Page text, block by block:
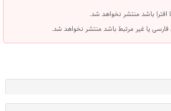
افترا باشد منتشر نخواهد شد.
فارسی یا غیر مرتبط باشد منتشر نخواهد شد.